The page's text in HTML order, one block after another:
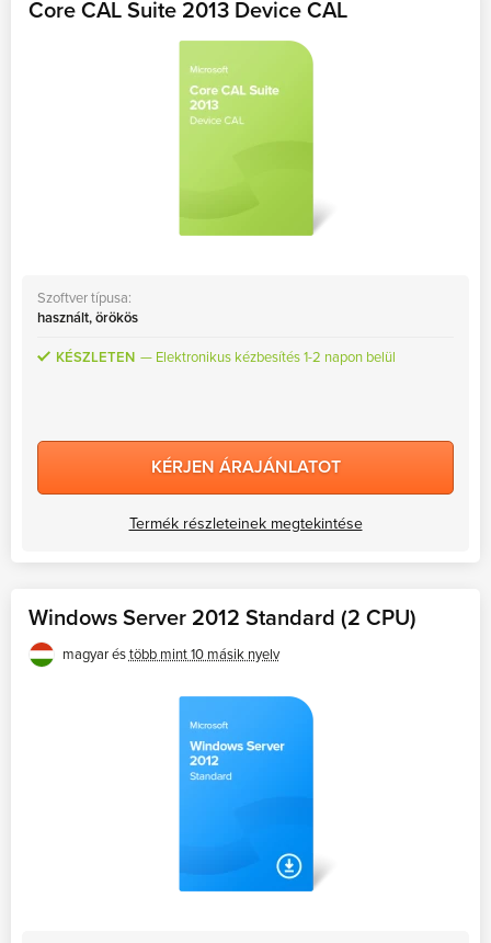
Core CAL Suite 2013 Device CAL
Szoftver típusa:
használt, örökös
KÉSZLETEN Elektronikus kézbesítés 1-2 napon belül
KÉRJEN ÁRAJÁNLATOT
Termék részleteinek megtekintése
Windows Server 2012 Standard (2 CPU)
magyar éstöbb mint 10 másik nyelv